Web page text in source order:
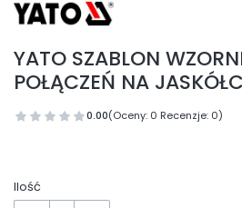
YATO SZABLON
POŁĄCZEŃ NA
0.00(Oceny: 0 Recenzje: 0)
Ilość